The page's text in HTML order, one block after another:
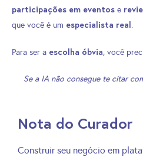
participações em eventos e
que você é um especialista real.
Para ser a escolha óbvia, você
Se a IA não consegue te citar
Nota do Curador
Construir seu negócio em